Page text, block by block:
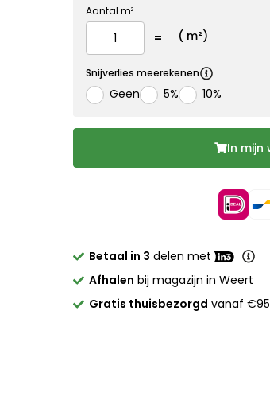
Aantal m²
( m²)
Snijverlies meerekenen
Geen 5% 10%
In mijn
Betaal in 3 delen met
Afhalen bij magazijn in Weert
Gratis thuisbezorgd vanaf